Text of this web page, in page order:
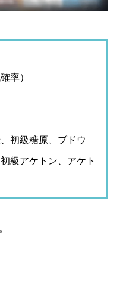
率）
初級糖原、ブドウ
級アケトン、アケト